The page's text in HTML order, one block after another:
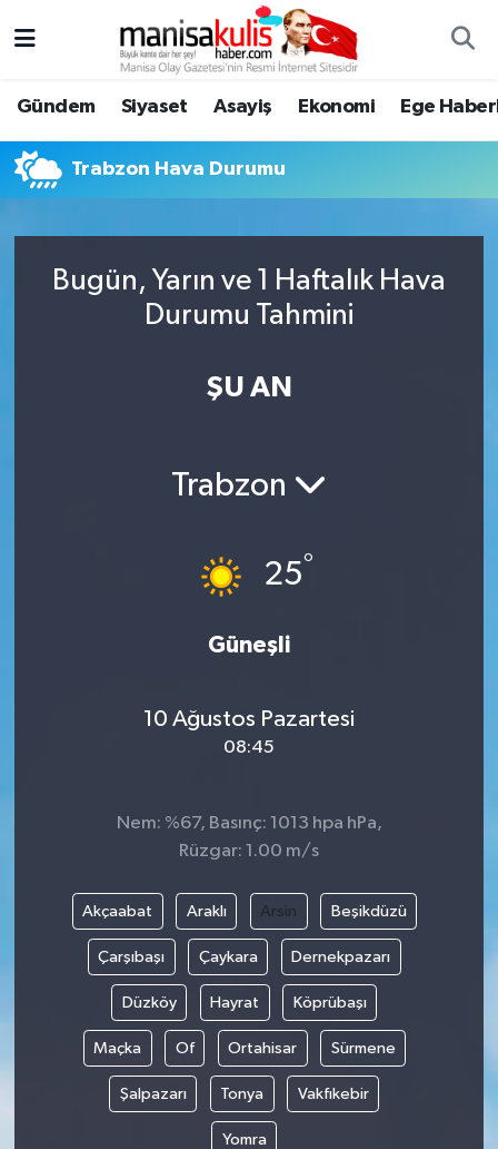
Gündem Siyaset Asayiş Ekonomi Ege
Trabzon Hava Durumu
Bugün, Yarın ve 1 Haftalık Hava
Durumu Tahmini
ŞU AN
Trabzon
25°
Güneşli
10 Ağustos Pazartesi
08:45
Nem: %67, Basınç: 1013 hpa hPa,
Rüzgar: 1.00 m/s
Akçaabat Araklı Arsin Beşikdüzü
Çarşıbaşı Çaykara Dernekpazarı
Düzköy Hayrat Köprübaşı
Maçka Of Ortahisar Sürmene
Şalpazarı Tonya Vakfıkebir
Yomra
Ege Haberleri
Ekonomi
Yunusemre Hava Durumu
Yunusemre Trafik Yoğunluk Haritası
Tüm Manşetler